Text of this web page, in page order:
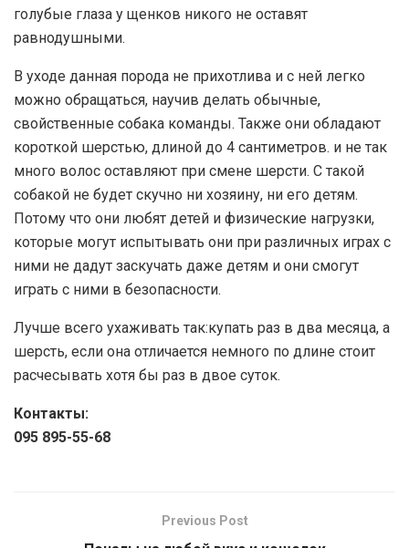
голубые глаза у щенков никого не оставят
равнодушными.
В уходе данная порода не прихотлива и с ней легко
можно обращаться, научив делать обычные,
свойственные собака команды. Также они обладают
короткой шерстью, длиной до 4 сантиметров. и не так
много волос оставляют при смене шерсти. С такой
собакой не будет скучно ни хозяину, ни его детям.
Потому что они любят детей и физические нагрузки,
которые могут испытывать они при различных играх с
ними не дадут заскучать даже детям и они смогут
играть с ними в безопасности.
Лучше всего ухаживать так:купать раз в два месяца, а
шерсть, если она отличается немного по длине стоит
расчесывать хотя бы раз в двое суток.
Контакты:
095 895-55-68
Previous Post